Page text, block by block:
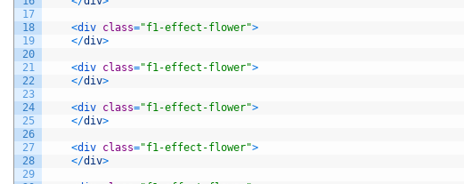
17
18
19
20
21
22
23
24
25
26
27
28
29
<div class="f1-effect-flower">
</div>
<div class="f1-effect-flower">
</div>
<div class="f1-effect-flower">
</div>
<div class="f1-effect-flower">
</div>